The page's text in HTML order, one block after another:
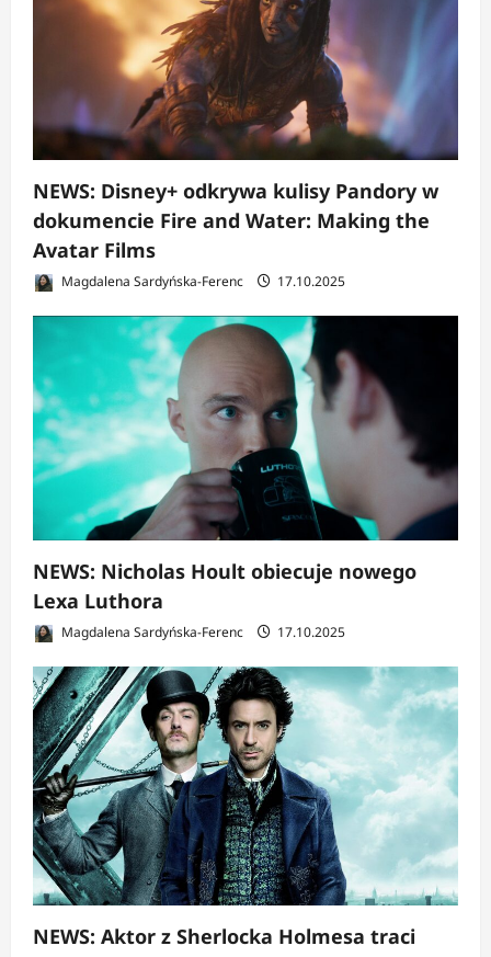
NEWS: Disney+ odkrywa kulisy Pandory w
dokumencie Fire and Water: Making the
Avatar Films
Magdalena Sardyńska-Ferenc 17.10.2025
NEWS: Nicholas Hoult obiecuje nowego
Lexa Luthora
Magdalena Sardyńska-Ferenc 17.10.2025
NEWS: Aktor z Sherlocka Holmesa traci